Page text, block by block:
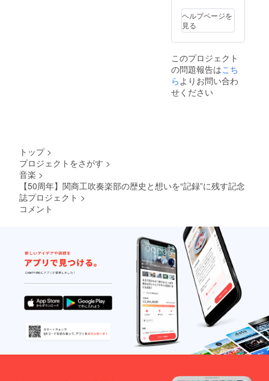
ます） ・商品サ
イズ：A4サイズ
・ページ数：20
ページほど
【DVD】 第50回
定期発表会の
DVD １枚 ・収
録内容：現役生
による演奏演
技・OBOGと現
ヘルプページを
見る
このプロジェクト
の問題報告はこち
ら よりお問い合わ
せください
トップ >
プロジェクトをさがす >
音楽 >
【50周年】関商工吹奏楽部の歴史と想いを“記録”に残す記念
誌プロジェクト >
コメント